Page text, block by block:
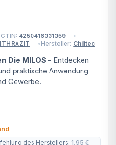
GTIN: 4250416331359
Hersteller: Chilitec
Die MILOS – Entdecken
praktische Anwendung
Gewerbe.
des Herstellers: 1,95 €